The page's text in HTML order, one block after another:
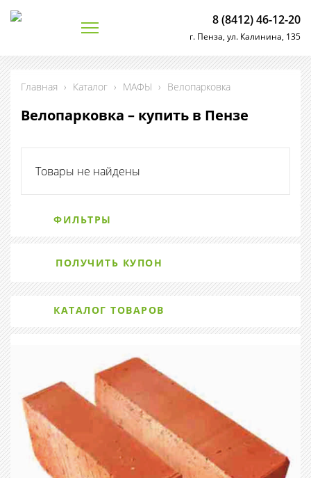
8 (8412) 46-12-20
г. Пенза, ул. Калинина, 135
Главная › Каталог › МАФЫ › Велопарковка
Велопарковка – купить в Пензе
Товары не найдены
ФИЛЬТРЫ
ПОЛУЧИТЬ КУПОН
КАТАЛОГ ТОВАРОВ